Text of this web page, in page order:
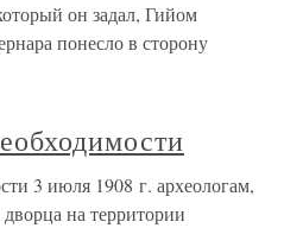
он задал, Гийом
понесло в сторону
3 июля 1908 г. археологам,
на территории